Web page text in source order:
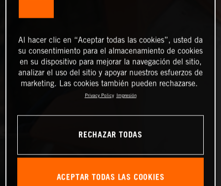
Al hacer clic en “Aceptar todas las cookies”, usted da
su consentimiento para el almacenamiento de cookies
en su dispositivo para mejorar la navegación del sitio,
analizar el uso del sitio y apoyar nuestros esfuerzos de
marketing. Las cookies también pueden rechazarse.
Privacy Policy Impresión
RECHAZAR TODAS
ACEPTAR TODAS LAS COOKIES